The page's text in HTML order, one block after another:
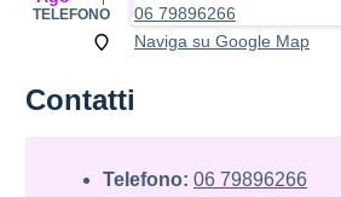
TELEFONO
06 79896266
Naviga su Google Map
Contatti
Telefono: 06 79896266